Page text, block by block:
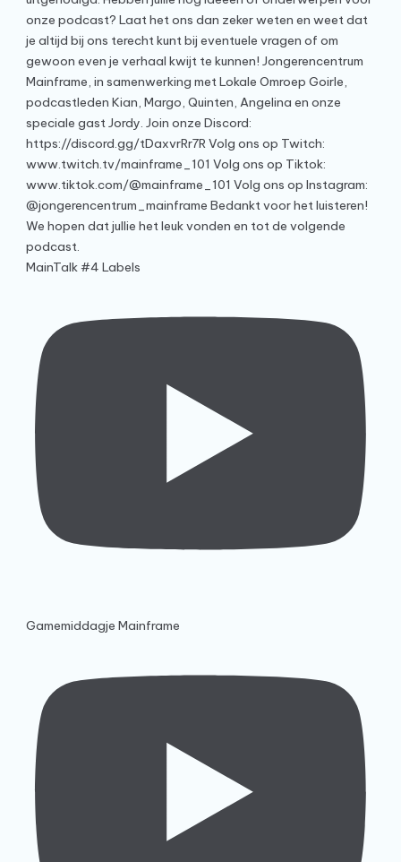
MainTalk #4 Labels
Gamemiddagje Mainframe